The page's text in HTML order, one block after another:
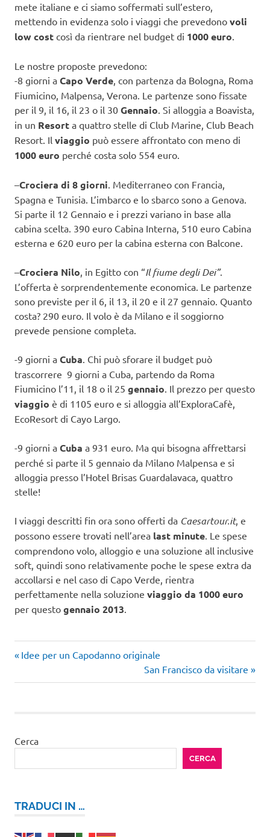
mete italiane e ci siamo soffermati sull’estero,
mettendo in evidenza solo i viaggi che prevedono voli
low cost così da rientrare nel budget di 1000 euro.
Le nostre proposte prevedono:
-8 giorni a Capo Verde, con partenza da Bologna, Roma
Fiumicino, Malpensa, Verona. Le partenze sono fissate
per il 9, il 16, il 23 o il 30 Gennaio. Si alloggia a Boavista,
in un Resort a quattro stelle di Club Marine, Club Beach
Resort. Il viaggio può essere affrontato con meno di
1000 euro perché costa solo 554 euro.
–Crociera di 8 giorni. Mediterraneo con Francia,
Spagna e Tunisia. L’imbarco e lo sbarco sono a Genova.
Si parte il 12 Gennaio e i prezzi variano in base alla
cabina scelta. 390 euro Cabina Interna, 510 euro Cabina
esterna e 620 euro per la cabina esterna con Balcone.
–Crociera Nilo, in Egitto con “Il fiume degli Dei”.
L’offerta è sorprendentemente economica. Le partenze
sono previste per il 6, il 13, il 20 e il 27 gennaio. Quanto
costa? 290 euro. Il volo è da Milano e il soggiorno
prevede pensione completa.
-9 giorni a Cuba. Chi può sforare il budget può
trascorrere 9 giorni a Cuba, partendo da Roma
Fiumicino l’11, il 18 o il 25 gennaio. Il prezzo per questo
viaggio è di 1105 euro e si alloggia all’ExploraCafè,
EcoResort di Cayo Largo.
-9 giorni a Cuba a 931 euro. Ma qui bisogna affrettarsi
perché si parte il 5 gennaio da Milano Malpensa e si
alloggia presso l’Hotel Brisas Guardalavaca, quattro
stelle!
I viaggi descritti fin ora sono offerti da Caesartour.it, e
possono essere trovati nell’area last minute. Le spese
comprendono volo, alloggio e una soluzione all inclusive
soft, quindi sono relativamente poche le spese extra da
accollarsi e nel caso di Capo Verde, rientra
perfettamente nella soluzione viaggio da 1000 euro
per questo gennaio 2013.
Navigazione
articoli
Articolo
Idee per un Capodanno originale
Articolo
successivo:
San Francisco da visitare
Cerca
CERCA
TRADUCI IN …